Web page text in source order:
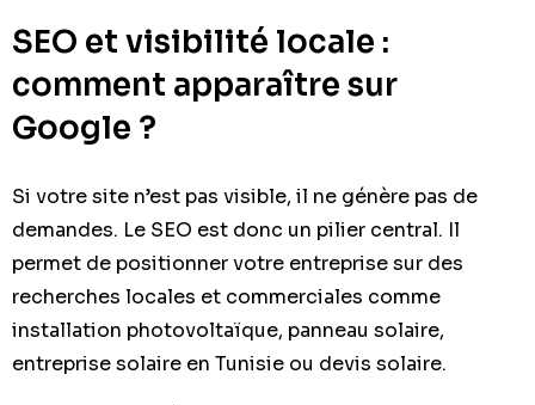
SEO et visibilité locale :
comment apparaître sur
Google ?
Si votre site n’est pas visible, il ne génère pas de
demandes. Le SEO est donc un pilier central. Il
permet de positionner votre entreprise sur des
recherches locales et commerciales comme
installation photovoltaïque, panneau solaire,
entreprise solaire en Tunisie ou devis solaire.